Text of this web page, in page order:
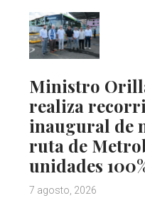
Ministro
realiza
inaugural de
ruta de
unidades
7 agosto, 2026